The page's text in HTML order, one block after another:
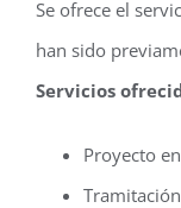
Se ofrece el
han sido
Servicios
Proyecto